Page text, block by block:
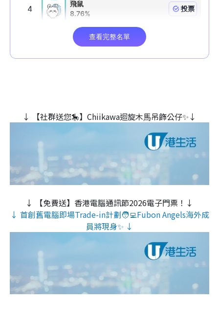
↓ 【社群送您🎠】Chiikawa迴旋木⾺吊飾公仔✨↓
↓ 【免費送】香港電腦通訊節2026電子門票！↓
↓ 首創舊電腦即場Trade-in計劃🧑‍💻Fubon Angels海外成
員將現身✨ ↓